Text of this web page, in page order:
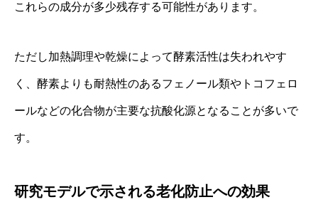
これらの成分が多少残存する可能性があります。
ただし加熱調理や乾燥によって酵素活性は失われやす
く、酵素よりも耐熱性のあるフェノール類やトコフェロ
ールなどの化合物が主要な抗酸化源となることが多いで
す。
研究モデルで示される老化防止への効果